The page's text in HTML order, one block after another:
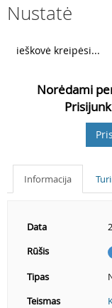
Nustatė
ieškovė kreipėsi...
Norėdami
Informacija
Data
Rūšis
Tipas
Teismas